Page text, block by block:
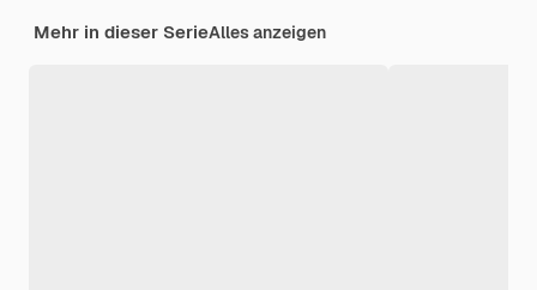
Mehr in dieser SerieAlles anzeigen